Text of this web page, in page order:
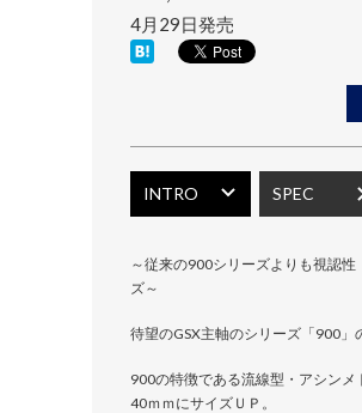
4月29日発売
INTRO SPEC
～従来の900シリーズよりも視認
ズ～
待望のGSX主軸のシリーズ「900」
900の特徴である流線型・アシン
40ｍｍにサイズＵＰ。